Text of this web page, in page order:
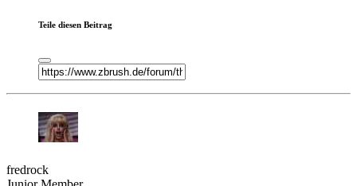
Teile diesen Beitrag
fredrock